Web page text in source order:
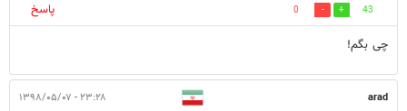
43
0
پاسخ
چی بگم!
arad ۲۳:۲۸ - ۱۳۹۸/۰۵/۰۷